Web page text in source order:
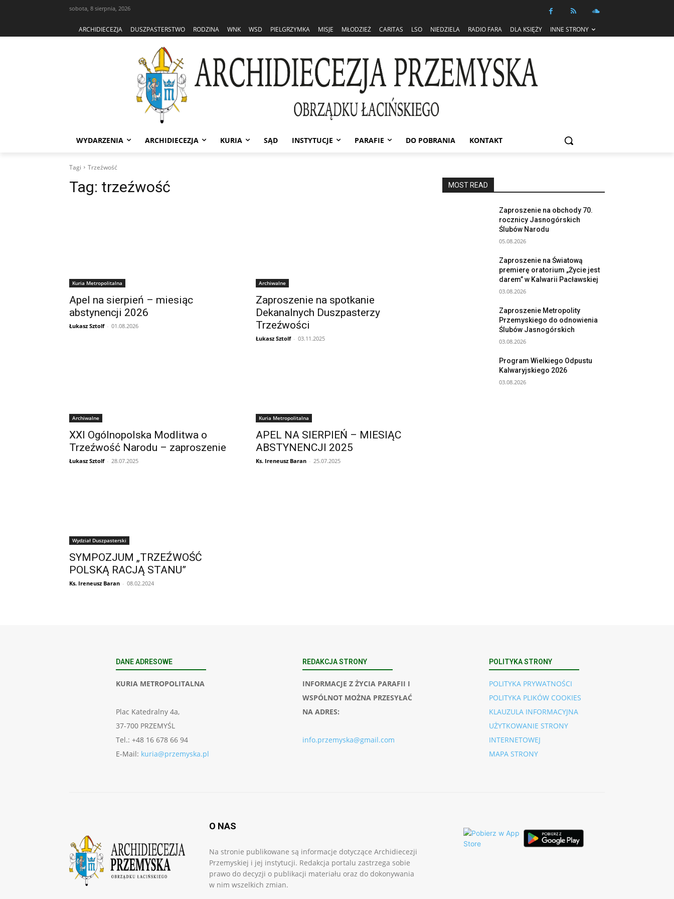
sobota, 8 sierpnia, 2026
ARCHIDIECEZJA DUSZPASTERSTWO RODZINA WNK WSD PIELGRZYMKA MISJE MŁODZIEŻ CARITAS LSO NIEDZIELA RADIO FARA DLA KSIĘŻY INNE STRONY
WYDARZENIA ARCHIDIECEZJA KURIA SĄD INSTYTUCJE PARAFIE DO POBRANIA KONTAKT
Tagi Trzeźwość
Tag: trzeźwość
Kuria Metropolitalna
Apel na sierpień – miesiąc
abstynencji 2026
Łukasz Sztolf - 01.08.2026
Archiwalne
Zaproszenie na spotkanie
Dekanalnych Duszpasterzy
Trzeźwości
Łukasz Sztolf - 03.11.2025
Archiwalne
XXI Ogólnopolska Modlitwa o
Trzeźwość Narodu – zaproszenie
Łukasz Sztolf - 28.07.2025
Kuria Metropolitalna
APEL NA SIERPIEŃ – MIESIĄC
ABSTYNENCJI 2025
Ks. Ireneusz Baran - 25.07.2025
Wydział Duszpasterski
SYMPOZJUM „TRZEŹWOŚĆ
POLSKĄ RACJĄ STANU”
Ks. Ireneusz Baran - 08.02.2024
MOST READ
Zaproszenie na obchody 70.
rocznicy Jasnogórskich
Ślubów Narodu
05.08.2026
Zaproszenie na Światową
premierę oratorium „Życie jest
darem” w Kalwarii Pacławskiej
03.08.2026
Zaproszenie Metropolity
Przemyskiego do odnowienia
Ślubów Jasnogórskich
03.08.2026
Program Wielkiego Odpustu
Kalwaryjskiego 2026
03.08.2026
DANE ADRESOWE
KURIA METROPOLITALNA
Plac Katedralny 4a,
37-700 PRZEMYŚL
Tel.: +48 16 678 66 94
E-Mail: kuria@przemyska.pl
REDAKCJA STRONY
INFORMACJE Z ŻYCIA PARAFII I
WSPÓLNOT MOŻNA PRZESYŁAĆ
NA ADRES:
info.przemyska@gmail.com
POLITYKA STRONY
POLITYKA PRYWATNOŚCI
POLITYKA PLIKÓW COOKIES
KLAUZULA INFORMACYJNA
UŻYTKOWANIE STRONY
INTERNETOWEJ
MAPA STRONY
O NAS
Na stronie publikowane są informacje dotyczące Archidiecezji
Przemyskiej i jej instytucji. Redakcja portalu zastrzega sobie
prawo do decyzji o publikacji materiału oraz do dokonywania
w nim wszelkich zmian.